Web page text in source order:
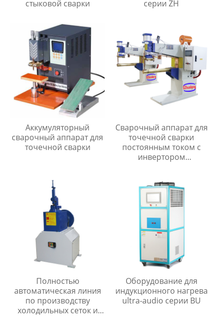
стыковой сварки серии ZH
Аккумуляторный
сварочный аппарат для
точечной сварки
Сварочный аппарат для
точечной сварки
постоянным током с
инвертором
Полностью
автоматическая линия
по производству
холодильных сеток и
Оборудование для
индукционного нагрева
ultra-audio серии BU